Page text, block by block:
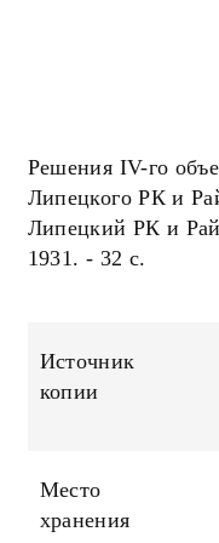
Решения IV-го
Липецкого РК и
Липецкий РК и
1931. - 32 с.
Источник
копии
Место
хранения